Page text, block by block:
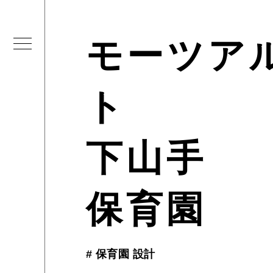
モーツア
ト
下山手
保育園
# 保育園 設計